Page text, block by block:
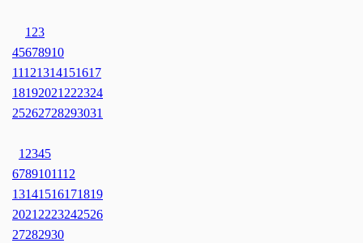
1 23
45678910
11121314151617
18192021 222324
25262728293031
1 2345
6789101112
13141516171819
2021 2223242526
27282930